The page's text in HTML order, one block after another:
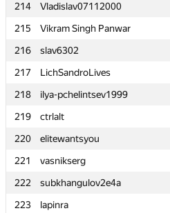
214
Vladislav07112000
215
Vikram Singh Panwar
216
slav6302
217
LichSandroLives
218
ilya-pchelintsev1999
219
ctrlalt
220
elitewantsyou
221
vasnikserg
222
subkhangulov2e4a
223
lapinra
214
Vladislav07112000
215
Vikram Singh Panwar
216
slav6302
217
LichSandroLives
218
ilya-pchelintsev1999
219
ctrlalt
220
elitewantsyou
221
vasnikserg
222
subkhangulov2e4a
223
lapinra